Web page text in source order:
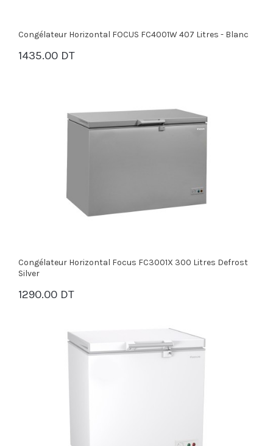
Congélateur Horizontal FOCUS FC4001W 407 Litres - Blanc
1435.00 DT
PANIER
Congélateur Horizontal Focus FC3001X 300 Litres Defrost
Silver
1290.00 DT
PANIER